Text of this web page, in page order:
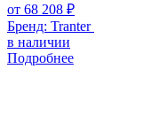
от 68 208 ₽
Бренд: Tranter
в наличии
Подробнее